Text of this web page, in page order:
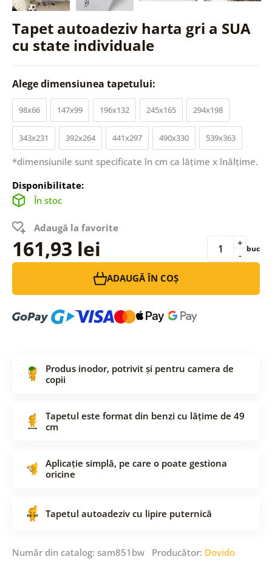
Tapet autoadeziv harta gri a SUA
cu state individuale
Alege dimensiunea tapetului:
98x66 147x99 196x132 245x165 294x198
343x231 392x264 441x297 490x330 539x363
*dimensiunile sunt specificate în cm ca lățime x înălțime.
Disponibilitate:
În stoc
Adaugă la favorite
161,93 lei -
+ buc
ADAUGĂ ÎN COȘ
Produs inodor, potrivit și pentru camera de
copii
Tapetul este format din benzi cu lățime de 49
cm
Aplicație simplă, pe care o poate gestiona
oricine
Tapetul autoadeziv cu lipire puternică
Număr din catalog: sam851bw Producător: Dovido